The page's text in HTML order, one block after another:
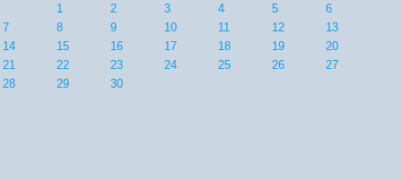
1
2 3 4 5
6
7
8 9 10 11 12
13
14
15 16 17 18 19
20
21
22 23 24 25 26
27
28
29 30